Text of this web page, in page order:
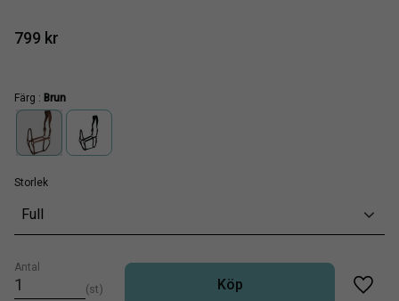
799 kr
Färg : Brun
Storlek
Full
Antal
st Köp
Lägg